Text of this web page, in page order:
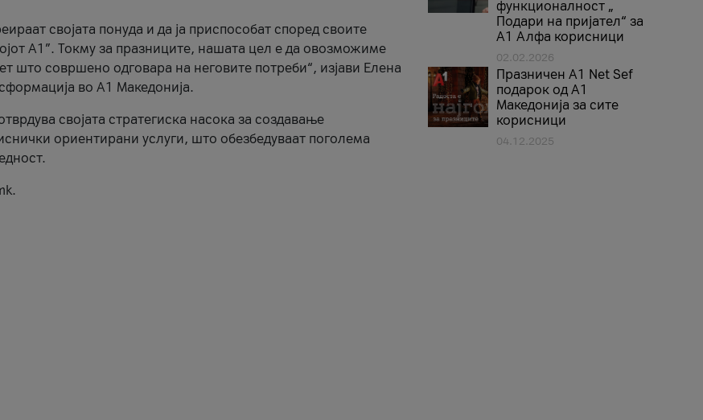
својата понуда и да ја приспособат според своите
А1”. Токму за празниците, нашата цел е да овозможиме
што совршено одговара на неговите потреби“, изјави Елена
во А1 Македонија.
својата стратегиска насока за создавање
ориентирани услуги, што обезбедуваат поголема
функционалност „
Подари на пријател“ за
А1 Алфа корисници
02.02.2026
Празничен A1 Net Sеf
подарок од А1
Македонија за сите
корисници
04.12.2025